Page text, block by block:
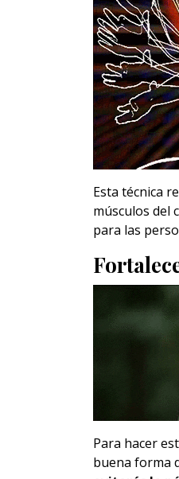
Esta técnica
músculos del
para las
Para hacer
buena forma